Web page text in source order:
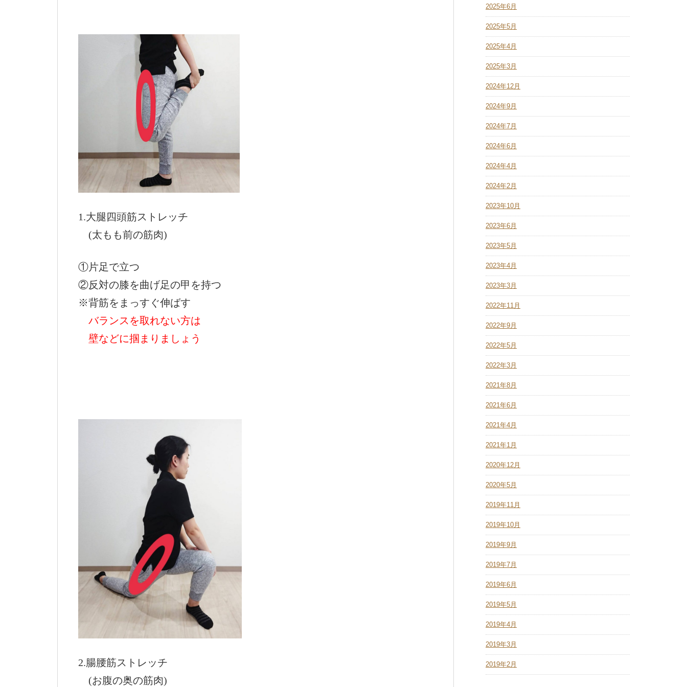
1.大腿四頭筋ストレッチ
(太もも前の筋肉)
①片足で立つ
②反対の膝を曲げ足の甲を持つ
※背筋をまっすぐ伸ばす
バランスを取れない方は
壁などに掴まりましょう
2.腸腰筋ストレッチ
(お腹の奥の筋肉)
2025年6月
2025年5月
2025年4月
2025年3月
2024年12月
2024年9月
2024年7月
2024年6月
2024年4月
2024年2月
2023年10月
2023年6月
2023年5月
2023年4月
2023年3月
2022年11月
2022年9月
2022年5月
2022年3月
2021年8月
2021年6月
2021年4月
2021年1月
2020年12月
2020年5月
2019年11月
2019年10月
2019年9月
2019年7月
2019年6月
2019年5月
2019年4月
2019年3月
2019年2月